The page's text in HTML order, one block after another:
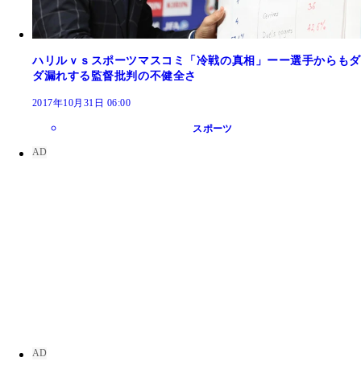
ハリルｖｓスポーツマスコミ「冷戦の真相」ーー選手からもダ
ダ漏れする監督批判の不健全さ
2017年10月31日 06:00
スポーツ